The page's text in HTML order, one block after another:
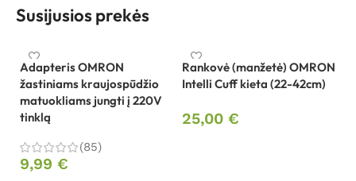
Susijusios prekės
Adapteris OMRON
žastiniams kraujospūdžio
matuokliams jungti į 220V
tinklą
(85)
9,99 €
Rankovė (manžetė) OMRON
Intelli Cuff kieta (22-42cm)
25,00 €